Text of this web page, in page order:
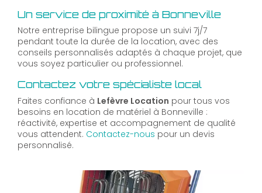
Un service de proximité à Bonneville
Notre entreprise bilingue propose un suivi 7j/7
pendant toute la durée de la location, avec des
conseils personnalisés adaptés à chaque projet, que
vous soyez particulier ou professionnel.
Contactez votre spécialiste local
Faites confiance à Lefèvre Location pour tous vos
besoins en location de matériel à Bonneville :
réactivité, expertise et accompagnement de qualité
vous attendent. Contactez-nous pour un devis
personnalisé.